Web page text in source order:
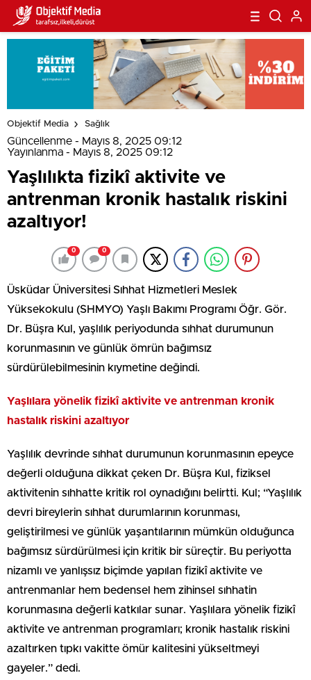
Objektif Media Sağlık
Güncellenme - Mayıs 8, 2025 09:12
Yayınlanma - Mayıs 8, 2025 09:12
Yaşlılıkta fizikî aktivite ve
antrenman kronik hastalık riskini
azaltıyor!
0 0
Üsküdar Üniversitesi Sıhhat Hizmetleri Meslek
Yüksekokulu (SHMYO) Yaşlı Bakımı Programı Öğr. Gör.
Dr. Büşra Kul, yaşlılık periyodunda sıhhat durumunun
korunmasının ve günlük ömrün bağımsız
sürdürülebilmesinin kıymetine değindi.
Yaşlılara yönelik fizikî aktivite ve antrenman kronik
hastalık riskini azaltıyor
Yaşlılık devrinde sıhhat durumunun korunmasının epeyce
değerli olduğuna dikkat çeken Dr. Büşra Kul, fiziksel
aktivitenin sıhhatte kritik rol oynadığını belirtti. Kul; “Yaşlılık
devri bireylerin sıhhat durumlarının korunması,
geliştirilmesi ve günlük yaşantılarının mümkün olduğunca
bağımsız sürdürülmesi için kritik bir süreçtir. Bu periyotta
nizamlı ve yanlışsız biçimde yapılan fizikî aktivite ve
antrenmanlar hem bedensel hem zihinsel sıhhatin
korunmasına değerli katkılar sunar. Yaşlılara yönelik fizikî
aktivite ve antrenman programları; kronik hastalık riskini
azaltırken tıpkı vakitte ömür kalitesini yükseltmeyi
gayeler.” dedi.